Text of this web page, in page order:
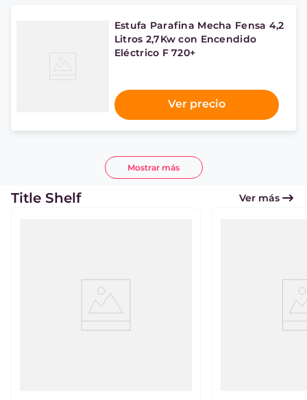
Estufa Parafina Mecha Fensa 4,2
Litros 2,7Kw con Encendido
Eléctrico F 720+
Ver precio
Mostrar más
Title Shelf Ver más